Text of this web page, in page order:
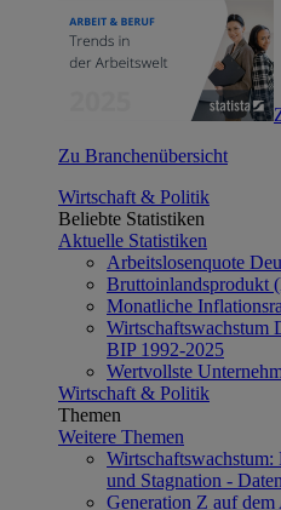
Zu Branchenübersicht
Wirtschaft & Politik
Beliebte Statistiken
Aktuelle Statistiken
Arbeitslosenquote
Bruttoinlandsprodukt
Monatliche
Wirtschaftswachstum
BIP 1992-2025
Wertvollste
Wirtschaft & Politik
Themen
Weitere Themen
Wirtschaftswachstum:
und Stagnation -
Generation Z auf